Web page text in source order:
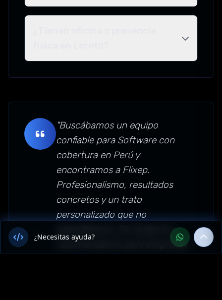
"Buscábamos un equipo
confiable para Software con
cobertura en Perú y
encontramos a Flixep.
Profesionalismo, resultados
concretos y un trato
personalizado que no
esperábamos. Sin dudas los
recomendamos para empresas
¿Necesitas ayuda?